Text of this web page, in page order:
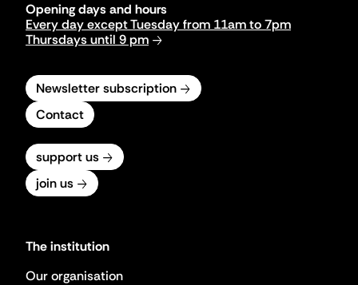
Opening days and hours
Every day except Tuesday from 11am to 7pm
Thursdays until 9 pm
Newsletter subscription
Contact
support us
join us
The institution
Our organisation